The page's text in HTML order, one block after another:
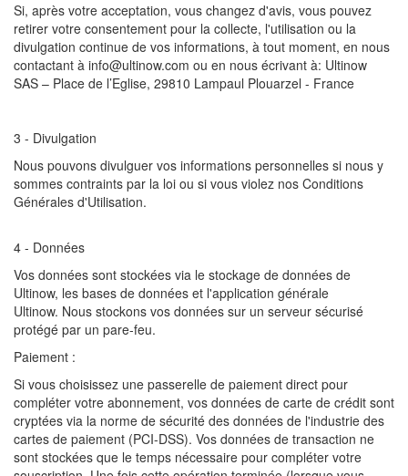
Si, après votre acceptation, vous changez d'avis, vous pouvez
retirer votre consentement pour la collecte, l'utilisation ou la
divulgation continue de vos informations, à tout moment, en nous
contactant à info@ultinow.com ou en nous écrivant à: Ultinow
SAS – Place de l’Eglise, 29810 Lampaul Plouarzel - France
3 - Divulgation
Nous pouvons divulguer vos informations personnelles si nous y
sommes contraints par la loi ou si vous violez nos Conditions
Générales d'Utilisation.
4 - Données
Vos données sont stockées via le stockage de données de
Ultinow, les bases de données et l'application générale
Ultinow. Nous stockons vos données sur un serveur sécurisé
protégé par un pare-feu.
Paiement :
Si vous choisissez une passerelle de paiement direct pour
compléter votre abonnement, vos données de carte de crédit sont
cryptées via la norme de sécurité des données de l'industrie des
cartes de paiement (PCI-DSS). Vos données de transaction ne
sont stockées que le temps nécessaire pour compléter votre